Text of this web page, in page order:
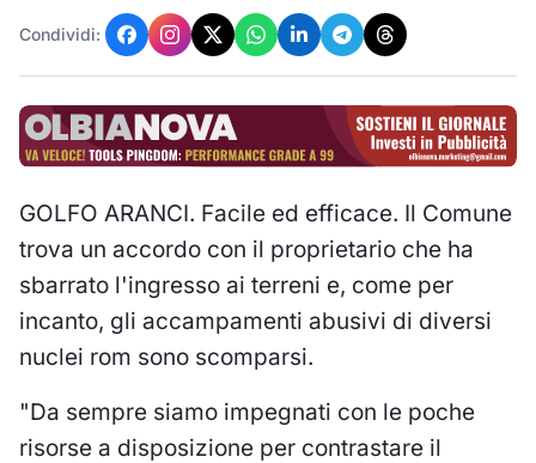
Condividi:
GOLFO ARANCI. Facile ed efficace. Il Comune
trova un accordo con il proprietario che ha
sbarrato l'ingresso ai terreni e, come per
incanto, gli accampamenti abusivi di diversi
nuclei rom sono scomparsi.
"Da sempre siamo impegnati con le poche
risorse a disposizione per contrastare il